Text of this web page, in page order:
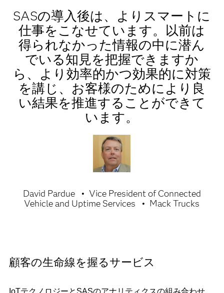
SASの導入後は、よりスマートに
仕事をこなせています。以前は
得られなかった情報の中に潜ん
でいる知見を把握できますか
ら、より効率的かつ効果的に対策
を講じ、お客様のためにより良
い結果を推進することができて
います。
David Pardue
Vice President of Connected
Vehicle and Uptime Services
Mack Trucks
顧客の生命線を握るサービス
IoTテクノロジーとSASのアナリティクスの組み合わせ